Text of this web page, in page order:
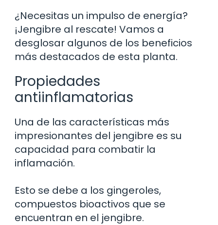
¿Necesitas un impulso de energía?
¡Jengibre al rescate! Vamos a
desglosar algunos de los beneficios
más destacados de esta planta.
Propiedades
antiinflamatorias
Una de las características más
impresionantes del jengibre es su
capacidad para combatir la
inflamación.
Esto se debe a los gingeroles,
compuestos bioactivos que se
encuentran en el jengibre.